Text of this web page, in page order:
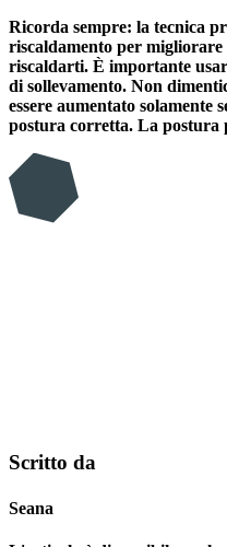
Ricorda sempre: la tecnica
riscaldamento per migliorare
riscaldarti. È importante
di sollevamento. Non
essere aumentato solamente
postura corretta. La postura
Scritto da
Seana